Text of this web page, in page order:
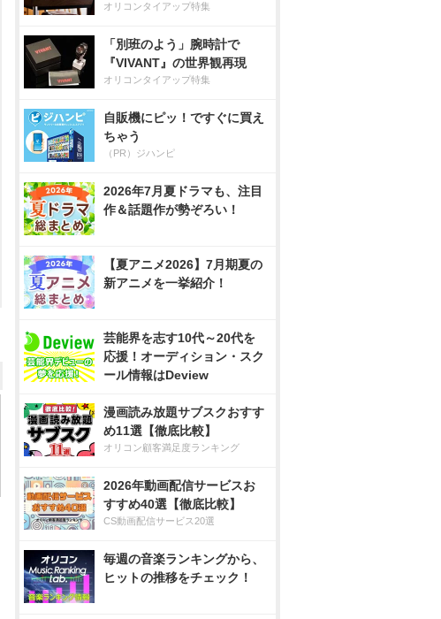
オリコンタイアップ特集
「別班のよう」腕時計で
『VIVANT』の世界観再現
オリコンタイアップ特集
自販機にピッ！ですぐに買え
ちゃう
（PR）ジハンピ
2026年7月夏ドラマも、注目
作＆話題作が勢ぞろい！
【夏アニメ2026】7月期夏の
新アニメを一挙紹介！
芸能界を志す10代～20代を
応援！オーディション・スク
ール情報はDeview
漫画読み放題サブスクおすす
め11選【徹底比較】
オリコン顧客満足度ランキング
2026年動画配信サービスお
すすめ40選【徹底比較】
CS動画配信サービス20選
毎週の音楽ランキングから、
ヒットの推移をチェック！